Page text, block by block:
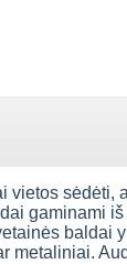
vietos sėdėti,
gaminami
baldai
metaliniai.